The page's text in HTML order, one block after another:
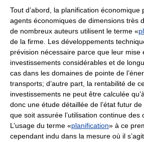
Tout d’abord, la planification économique
agents économiques de dimensions très
de nombreux auteurs utilisent le terme «
de la firme. Les développements
prévision nécessaire parce que leur
investissements considérables et de
cas dans les domaines de pointe de
transports; d’autre part, la rentabilité de
investissements ne peut être calculée
donc une étude détaillée de l’état futur
que soit assurée l’utilisation continue des
L’usage du terme «planification» à ce
cependant indu dans la mesure où il